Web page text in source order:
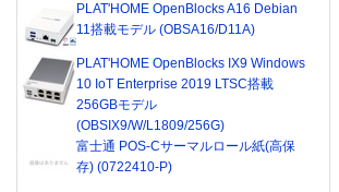
PLAT'HOME OpenBlocks A16 Debian
11搭載モデル (OBSA16/D11A)
PLAT'HOME OpenBlocks IX9 Windows
10 IoT Enterprise 2019 LTSC搭載
256GBモデル
(OBSIX9/W/L1809/256G)
富士通 POS-Cサーマルロール紙(高保
存) (0722410-P)